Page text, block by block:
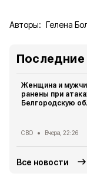
Авторы: Гелена
Последние
Женщина и
ранены при
Белгородскую
СВО Вчера, 22:26
Все новости